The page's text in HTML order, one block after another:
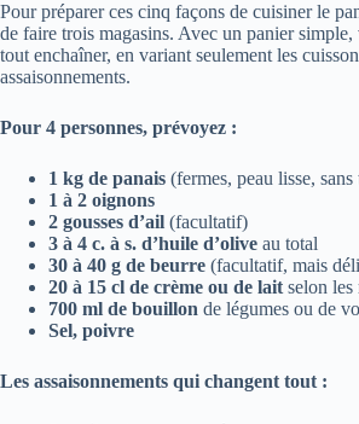
Pour préparer ces cinq façons de cuisiner le
de faire trois magasins. Avec un panier
tout enchaîner, en variant seulement les
assaisonnements.
Pour 4 personnes, prévoyez :
1 kg de panais (fermes, peau lisse,
1 à 2 oignons
2 gousses d’ail (facultatif)
3 à 4 c. à s. d’huile d’olive au total
30 à 40 g de beurre (facultatif, mais
20 à 15 cl de crème ou de lait selon les
700 ml de bouillon de légumes ou de
Sel, poivre
Les assaisonnements qui changent tout :